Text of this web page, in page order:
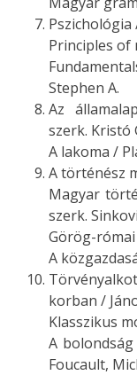
Pszichológia
Principles of
Stephen A.
Az
szerk. Kristó
A lakoma /
A történész
Magyar
szerk.
Görög-
A
korban /
Klasszikus
A
Foucault,